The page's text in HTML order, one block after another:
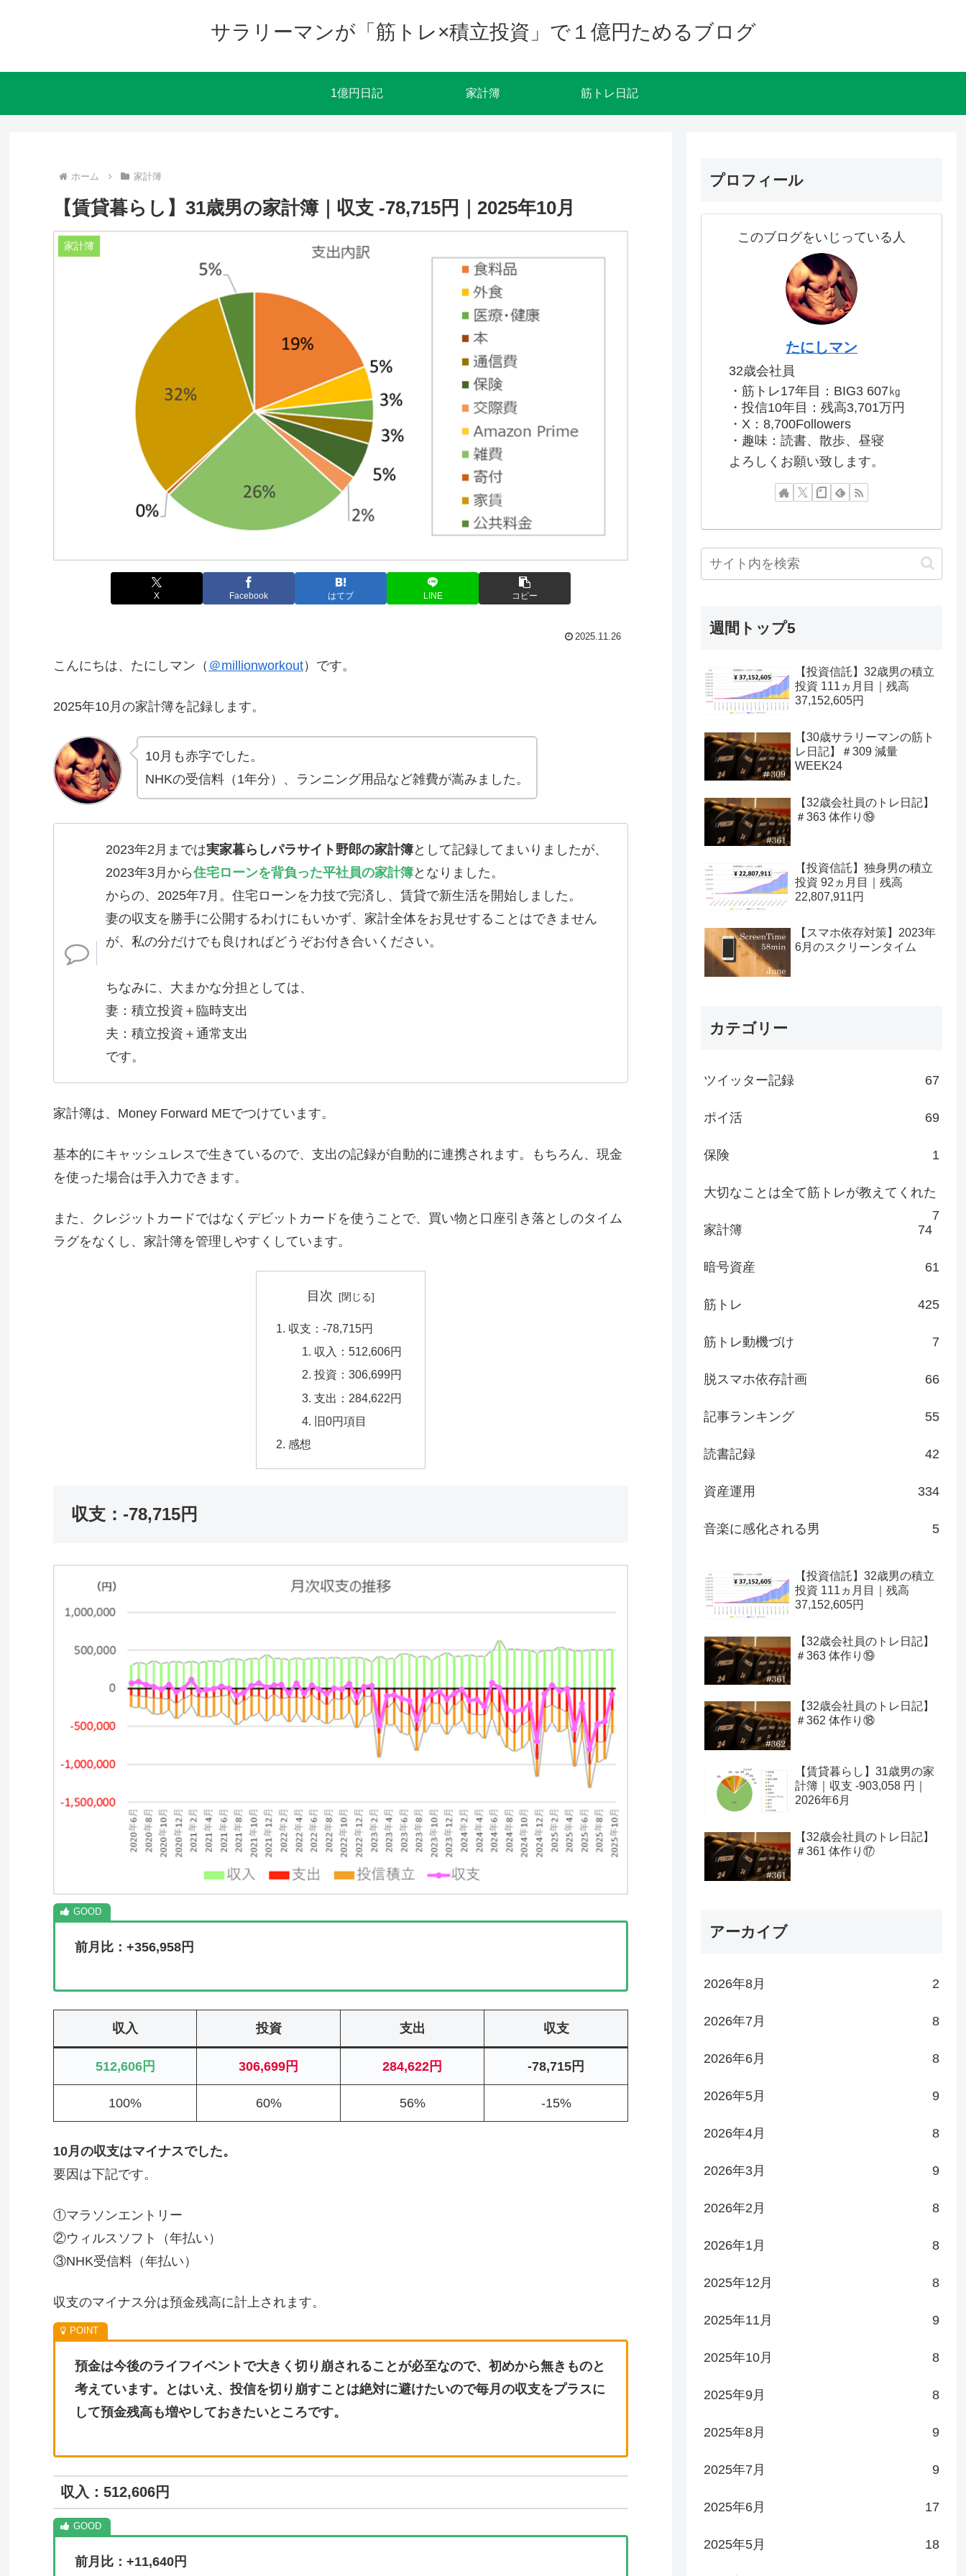
サラリーマンが「筋トレ×積立投資」で１億円ためるブログ
1億円日記 家計簿 筋トレ日記
ホーム 家計簿
【賃貸暮らし】31歳男の家計簿｜収支 -78,715円｜2025年10月
家計簿
X Facebook はてブ LINE コピー
2025.11.26
こんにちは、たにしマン（ ＠millionworkout）です。
2025年10月の家計簿を記録します。
10月も赤字でした。
NHKの受信料（1年分）、ランニング用品など雑費が嵩みました。
2023年2月までは実家暮らしパラサイト野郎の家計簿として記録してまいりましたが、
2023年3月から住宅ローンを背負った平社員の家計簿となりました。
からの、2025年7月。住宅ローンを力技で完済し、賃貸で新生活を開始しました。
妻の収支を勝手に公開するわけにもいかず、家計全体をお見せすることはできません
が、私の分だけでも良ければどうぞお付き合いください。
ちなみに、大まかな分担としては、
妻：積立投資＋臨時支出
夫：積立投資＋通常支出
です。
家計簿は、Money Forward MEでつけています。
基本的にキャッシュレスで生きているので、支出の記録が自動的に連携されます。もちろん、現金
を使った場合は手入力できます。
また、クレジットカードではなくデビットカードを使うことで、買い物と口座引き落としのタイム
ラグをなくし、家計簿を管理しやすくしています。
目次
収支：-78,715円
収入：512,606円
投資：306,699円
支出：284,622円
旧0円項目
感想
収支：-78,715円
前月比：+356,958円
収入 投資 支出 収支
512,606円 306,699円 284,622円 -78,715円
100% 60% 56% -15%
10月の収支はマイナスでした。
要因は下記です。
①マラソンエントリー
②ウィルスソフト（年払い）
③NHK受信料（年払い）
収支のマイナス分は預金残高に計上されます。
預金は今後のライフイベントで大きく切り崩されることが必至なので、初めから無きものと
考えています。とはいえ、投信を切り崩すことは絶対に避けたいので毎月の収支をプラスに
して預金残高も増やしておきたいところです。
収入：512,606円
前月比：+11,640円
プロフィール
このブログをいじっている人
たにしマン
32歳会社員
・筋トレ17年目：BIG3 607㎏
・投信10年目：残高3,701万円
・X：8,700Followers
・趣味：読書、散歩、昼寝
よろしくお願い致します。
週間トップ5
【投資信託】32歳男の積立
投資 111ヵ月目｜残高
37,152,605円
【30歳サラリーマンの筋ト
レ日記】＃309 減量
WEEK24
【32歳会社員のトレ日記】
＃363 体作り⑲
【投資信託】独身男の積立
投資 92ヵ月目｜残高
22,807,911円
【スマホ依存対策】2023年
6月のスクリーンタイム
カテゴリー
ツイッター記録 67
ポイ活 69
保険 1
大切なことは全て筋トレが教えてくれた
7
家計簿
74
暗号資産 61
筋トレ 425
筋トレ動機づけ 7
脱スマホ依存計画 66
記事ランキング 55
読書記録 42
資産運用 334
音楽に感化される男 5
【投資信託】32歳男の積立
投資 111ヵ月目｜残高
37,152,605円
【32歳会社員のトレ日記】
＃363 体作り⑲
【32歳会社員のトレ日記】
＃362 体作り⑱
【賃貸暮らし】31歳男の家
計簿｜収支 -903,058 円｜
2026年6月
【32歳会社員のトレ日記】
＃361 体作り⑰
アーカイブ
2026年8月 2
2026年7月 8
2026年6月 8
2026年5月 9
2026年4月 8
2026年3月 9
2026年2月 8
2026年1月 8
2025年12月 8
2025年11月 9
2025年10月 8
2025年9月 8
2025年8月 9
2025年7月 9
2025年6月 17
2025年5月 18